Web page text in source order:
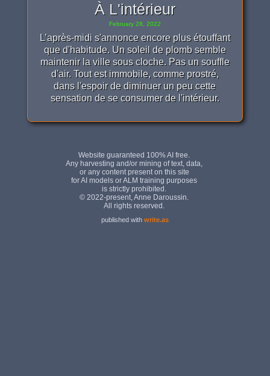
À L'intérieur
February 28, 2022
L’après-midi s'annonce encore plus étouffant
que d'habitude. Un soleil de plomb semble
maintenir la ville sous cloche. Pas un souffle
d'air. Tout est immobile, comme prostré,
dans l'espoir de diminuer un peu cette
sensation de se consumer de l'intérieur.
published with write.as